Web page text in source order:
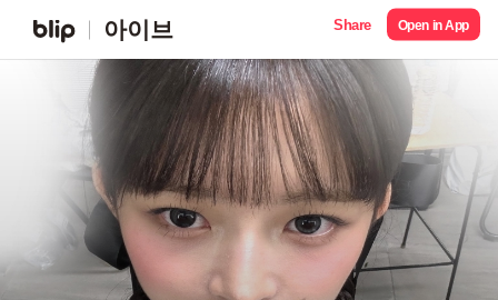
아이브 Share Open in App